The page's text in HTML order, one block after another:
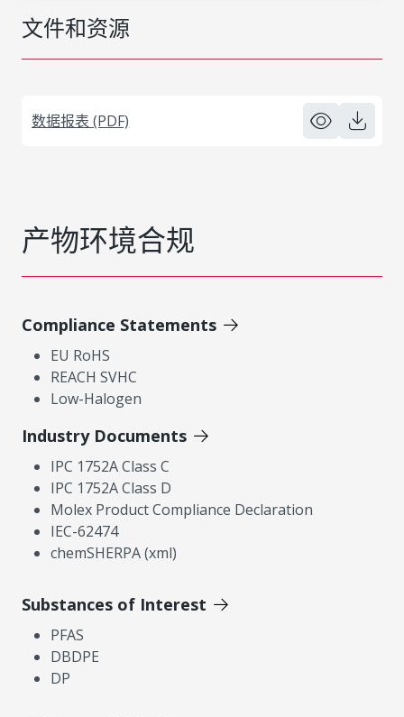
文件和资源
数据报表 (PDF)
产物环境合规
Compliance Statements
EU RoHS
REACH SVHC
Low-Halogen
Industry Documents
IPC 1752A Class C
IPC 1752A Class D
Molex Product Compliance Declaration
IEC-62474
chemSHERPA (xml)
Substances of Interest
PFAS
DBDPE
DP